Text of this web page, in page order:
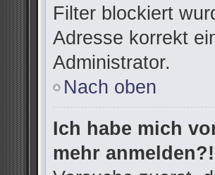
Filter blockiert
Adresse korrekt
Administrator.
Nach oben
Ich habe mich
mehr anmelden?!